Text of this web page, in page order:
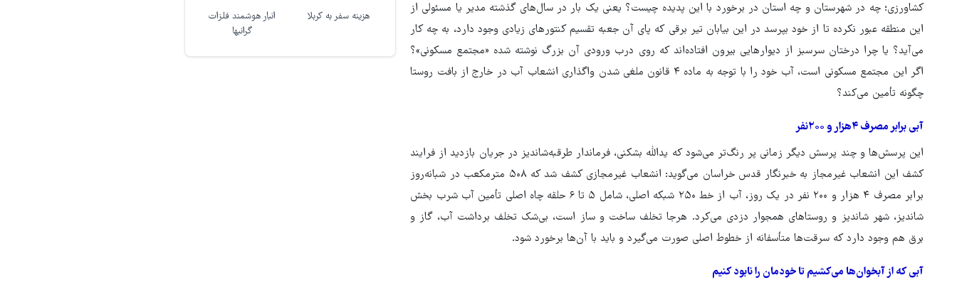
کشاورزی؛ چه در شهرستان و چه استان در برخورد با این پدیده چیست؟ یعنی یک بار در سال‌های گذشته مدیر یا مسئولی از
این منطقه عبور نکرده تا از خود بپرسد در این بیابان تیر برقی که پای آن جعبه تقسیم کنتورهای زیادی وجود دارد، به چه کار
می‌آید؟ یا چرا درختان سرسبز از دیوارهایی بیرون افتاده‌اند که روی درب ورودی آن بزرگ نوشته شده «مجتمع مسکونی»؟
اگر این مجتمع مسکونی است، آب خود را با توجه به ماده ۴ قانون ملغی شدن واگذاری انشعاب آب در خارج از بافت روستا
چگونه تأمین می‌کند؟
آبی برابر مصرف ۴هزار و ۲۰۰نفر
این پرسش‌ها و چند پرسش دیگر زمانی پر رنگ‌تر می‌شود که یدالله بشکنی، فرماندار طرقبه‌شاندیز در جریان بازدید از فرایند
کشف این انشعاب غیرمجاز به خبرنگار قدس خراسان می‌گوید: انشعاب غیرمجازی کشف شد که ۵۰۸ مترمکعب در شبانه‌روز
برابر مصرف ۴ هزار و ۲۰۰ نفر در یک روز، آب از خط ۲۵۰ شبکه اصلی، شامل ۵ تا ۶ حلقه چاه اصلی تأمین آب شرب بخش
شاندیز، شهر شاندیز و روستاهای همجوار دزدی می‌کرد. هرجا تخلف ساخت و ساز است، بی‌شک تخلف برداشت آب، گاز و
برق هم وجود دارد که سرقت‌ها متأسفانه از خطوط اصلی صورت می‌گیرد و باید با آن‌ها برخورد شود.
آبی که از آبخوان‌ها می‌کشیم تا خودمان را نابود کنیم
هزینه سفر به کربلا
انبار هوشمند فلزات
گرانبها